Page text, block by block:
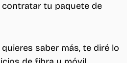
contratar tu paquete de
saber más, te diré lo